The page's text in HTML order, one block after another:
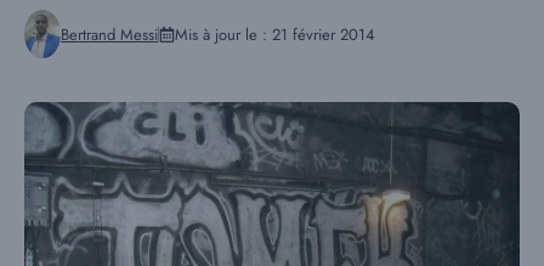
Bertrand Messi Mis à jour le : 21 février 2014